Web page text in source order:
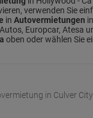
verwenden Sie
in Autovermietungen
Europcar, Atesa
oben oder wählen Sie
in Culver